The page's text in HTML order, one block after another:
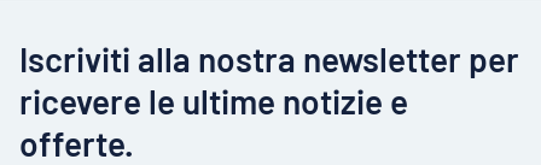
Iscriviti alla nostra newsletter per
ricevere le ultime notizie e
offerte.